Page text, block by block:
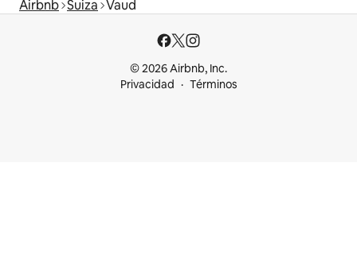
Airbnb Suiza Vaud
© 2026 Airbnb, Inc.
Privacidad
Términos